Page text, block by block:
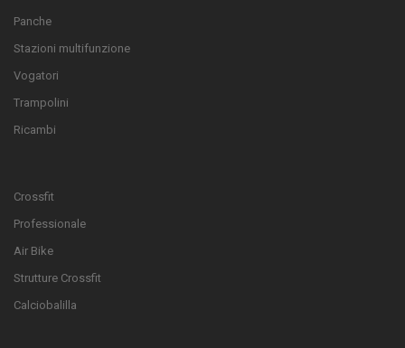
Panche
Stazioni multifunzione
Vogatori
Trampolini
Ricambi
Crossfit
Professionale
Air Bike
Strutture Crossfit
Calciobalilla